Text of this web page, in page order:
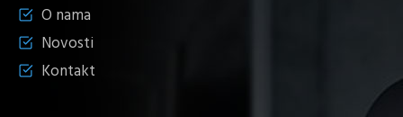
O nama
Novosti
Kontakt